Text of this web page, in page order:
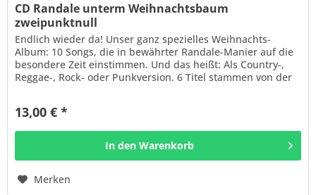
CD Randale unterm Weihnachtsbaum
zweipunktnull
Endlich wieder da! Unser ganz spezielles Weihnachts-
Album: 10 Songs, die in bewährter Randale-Manier auf die
besondere Zeit einstimmen. Und das heißt: Als Country-,
Reggae-, Rock- oder Punkversion. 6 Titel stammen von der
13,00 € *
In den Warenkorb
Merken